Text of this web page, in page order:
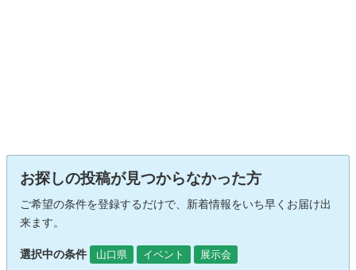
お探しの投稿が見つからなかった方
ご希望の条件を登録するだけで、新着情報をいち早くお届け出
来ます。
選択中の条件 山口県 イベント 展示会